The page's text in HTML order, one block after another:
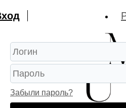
Забыли пароль?